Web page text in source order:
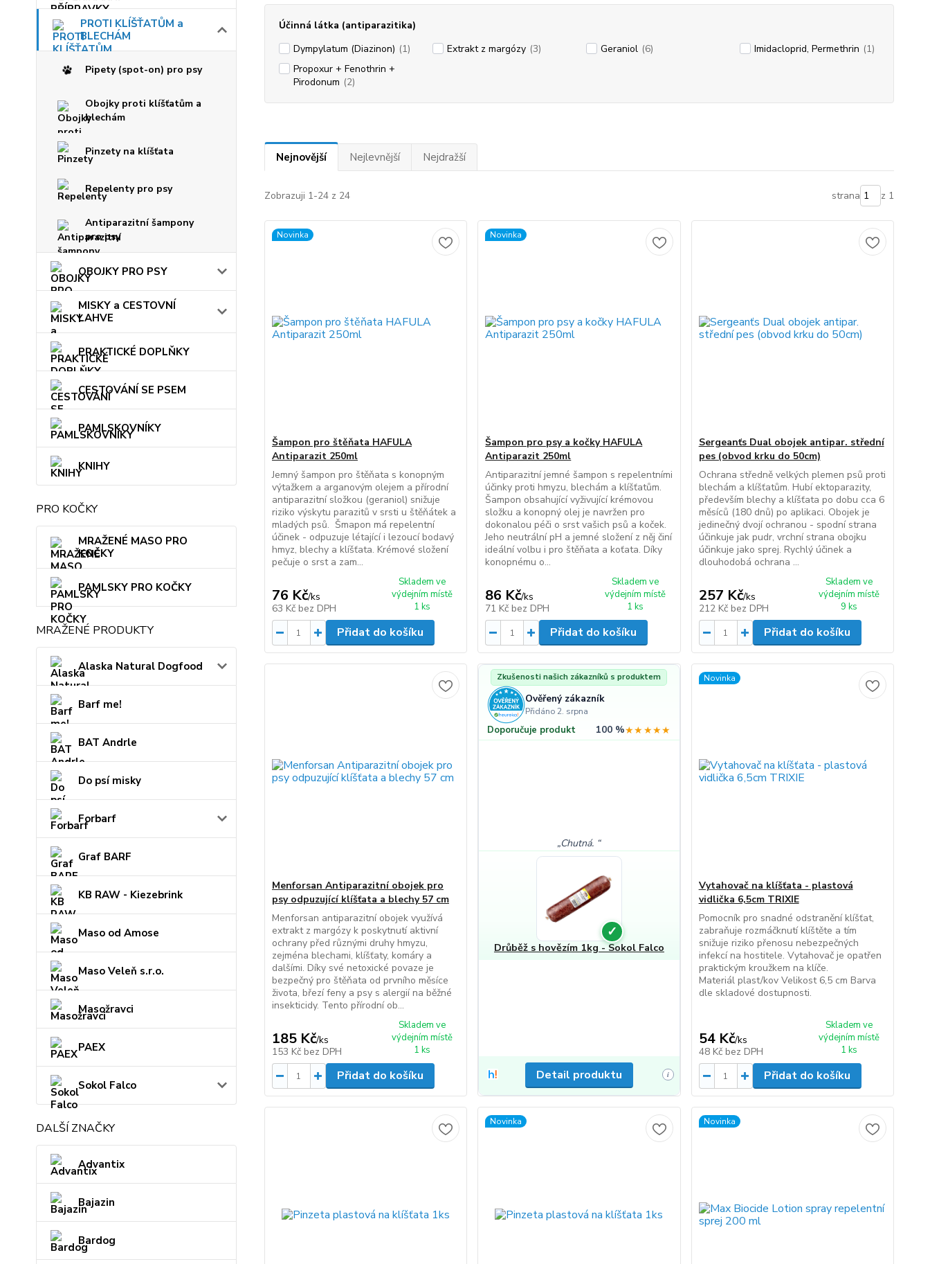
PROTI KLÍŠŤATŮM a
BLECHÁM
Pipety (spot-on) pro psy
Obojky proti klíšťatům a
blechám
Pinzety na klíšťata
Repelenty pro psy
Antiparazitní šampony
pro psy
OBOJKY PRO PSY
MISKY a CESTOVNÍ
LAHVE
PRAKTICKÉ DOPLŇKY
CESTOVÁNÍ SE PSEM
PAMLSKOVNÍKY
KNIHY
PRO KOČKY
MRAŽENÉ MASO PRO
KOČKY
PAMLSKY PRO KOČKY
MRAŽENÉ PRODUKTY
Alaska Natural Dogfood
Barf me!
BAT Andrle
Do psí misky
Forbarf
Graf BARF
KB RAW - Kiezebrink
Maso od Amose
Maso Veleň s.r.o.
Masožravci
PAEX
Sokol Falco
DALŠÍ ZNAČKY
Advantix
Bajazin
Bardog
Účinná látka (antiparazitika)
Dympylatum (Diazinon) (1) Extrakt z margózy (3) Geraniol (6) Imidacloprid, Permethrin (1)
Propoxur + Fenothrin +
Pirodonum (2)
Nejnovější Nejlevnější Nejdražší
Zobrazuji 1-24 z 24 strana z 1
Novinka
Šampon pro štěňata HAFULA
Antiparazit 250ml
Jemný šampon pro štěňata s konopným
výtažkem a arganovým olejem a přírodní
antiparazitní složkou (geraniol) snižuje
riziko výskytu parazitů v srsti u štěňátek a
mladých psů. Šmapon má repelentní
účinek - odpuzuje létající i lezoucí bodavý
hmyz, blechy a klíšťata. Krémové složení
pečuje o srst a zam...
76 Kč/ks
63 Kč bez DPH
Skladem ve
výdejním místě
1 ks
Přidat do košíku
Novinka
Šampon pro psy a kočky HAFULA
Antiparazit 250ml
Antiparazitní jemné šampon s repelentními
účinky proti hmyzu, blechám a klíšťatům.
Šampon obsahující vyživující krémovou
složku a konopný olej je navržen pro
dokonalou péči o srst vašich psů a koček.
Jeho neutrální pH a jemné složení z něj činí
ideální volbu i pro štěňata a koťata. Díky
konopnému o...
86 Kč/ks
71 Kč bez DPH
Skladem ve
výdejním místě
1 ks
Přidat do košíku
Sergeanťs Dual obojek antipar. střední
pes (obvod krku do 50cm)
Ochrana středně velkých plemen psů proti
blechám a klíšťatům. Hubí ektoparazity,
především blechy a klíšťata po dobu cca 6
měsíců (180 dnů) po aplikaci. Obojek je
jedinečný dvojí ochranou - spodní strana
účinkuje jak pudr, vrchní strana obojku
účinkuje jako sprej. Rychlý účinek a
dlouhodobá ochrana ...
257 Kč/ks
212 Kč bez DPH
Skladem ve
výdejním místě
9 ks
Přidat do košíku
Menforsan Antiparazitní obojek pro
psy odpuzující klíšťata a blechy 57 cm
Menforsan antiparazitní obojek využívá
extrakt z margózy k poskytnutí aktivní
ochrany před různými druhy hmyzu,
zejména blechami, klíšťaty, komáry a
dalšími. Díky své netoxické povaze je
bezpečný pro štěňata od prvního měsíce
života, březí feny a psy s alergií na běžné
insekticidy. Tento přírodní ob...
185 Kč/ks
153 Kč bez DPH
Skladem ve
výdejním místě
1 ks
Přidat do košíku
Zkušenosti našich zákazníků s produktem
Ověřený zákazník
Přidáno 2. srpna
Doporučuje produkt 100 %★★★★★
Chutná.
✓
Drůběž s hovězím 1kg - Sokol Falco
Detail produktu i
Novinka
Vytahovač na klíšťata - plastová
vidlička 6,5cm TRIXIE
Pomocník pro snadné odstranění klíšťat,
zabraňuje rozmáčknutí klíštěte a tím
snižuje riziko přenosu nebezpečných
infekcí na hostitele. Vytahovač je opatřen
praktickým kroužkem na klíče.
Materiál plast/kov Velikost 6,5 cm Barva
dle skladové dostupnosti.
54 Kč/ks
48 Kč bez DPH
Skladem ve
výdejním místě
1 ks
Přidat do košíku
Novinka Novinka